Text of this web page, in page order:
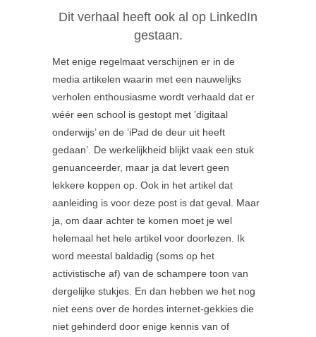
Dit verhaal heeft ook al op LinkedIn
gestaan.
Met enige regelmaat verschijnen er in de
media artikelen waarin met een nauwelijks
verholen enthousiasme wordt verhaald dat er
wéér een school is gestopt met ’digitaal
onderwijs’ en de ’iPad de deur uit heeft
gedaan’. De werkelijkheid blijkt vaak een stuk
genuanceerder, maar ja dat levert geen
lekkere koppen op. Ook in het artikel dat
aanleiding is voor deze post is dat geval. Maar
ja, om daar achter te komen moet je wel
helemaal het hele artikel voor doorlezen. Ik
word meestal baldadig (soms op het
activistische af) van de schampere toon van
dergelijke stukjes. En dan hebben we het nog
niet eens over de hordes internet-gekkies die
niet gehinderd door enige kennis van of